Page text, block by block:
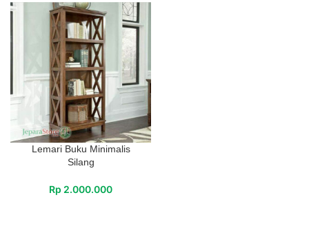
Lemari Buku Minimalis
Silang
Rp 2.000.000